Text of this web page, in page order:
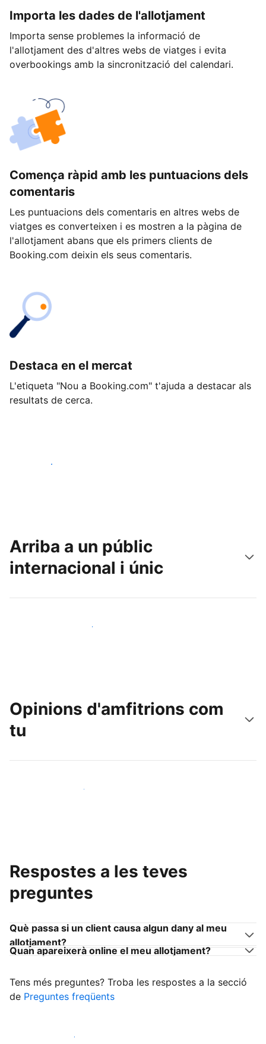
Importa les dades de l'allotjament
Importa sense problemes la informació de
l'allotjament des d'altres webs de viatges i evita
overbookings amb la sincronització del calendari.
Comença ràpid amb les puntuacions dels
comentaris
Les puntuacions dels comentaris en altres webs de
viatges es converteixen i es mostren a la pàgina de
l'allotjament abans que els primers clients de
Booking.com deixin els seus comentaris.
Destaca en el mercat
L'etiqueta "Nou a Booking.com" t'ajuda a destacar als
resultats de cerca.
Comença avui
Arriba a un públic
internacional i únic
Arriba a nous clients avui mateix
Opinions d'amfitrions com
tu
Uneix-te a amfitrions com tu
Respostes a les teves
preguntes
Què passa si un client causa algun dany al meu
allotjament?
Quan apareixerà online el meu allotjament?
Tens més preguntes? Troba les respostes a la secció
de Preguntes freqüents
Comença a rebre clients